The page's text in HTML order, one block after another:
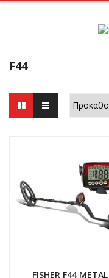
F44
FISHER F44 METAL